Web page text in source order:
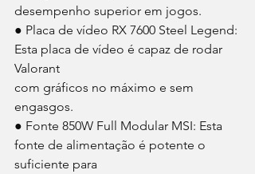
desempenho superior em jogos.
● Placa de vídeo RX 7600 Steel Legend:
Esta placa de vídeo é capaz de rodar
Valorant
com gráficos no máximo e sem
engasgos.
● Fonte 850W Full Modular MSI: Esta
fonte de alimentação é potente o
suficiente para